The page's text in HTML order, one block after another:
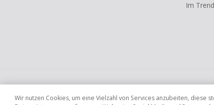
Im Trend
Globale Websites UK US CN
Wir nutzen Cookies, um eine Vielzahl von Services anzubeiten, diese